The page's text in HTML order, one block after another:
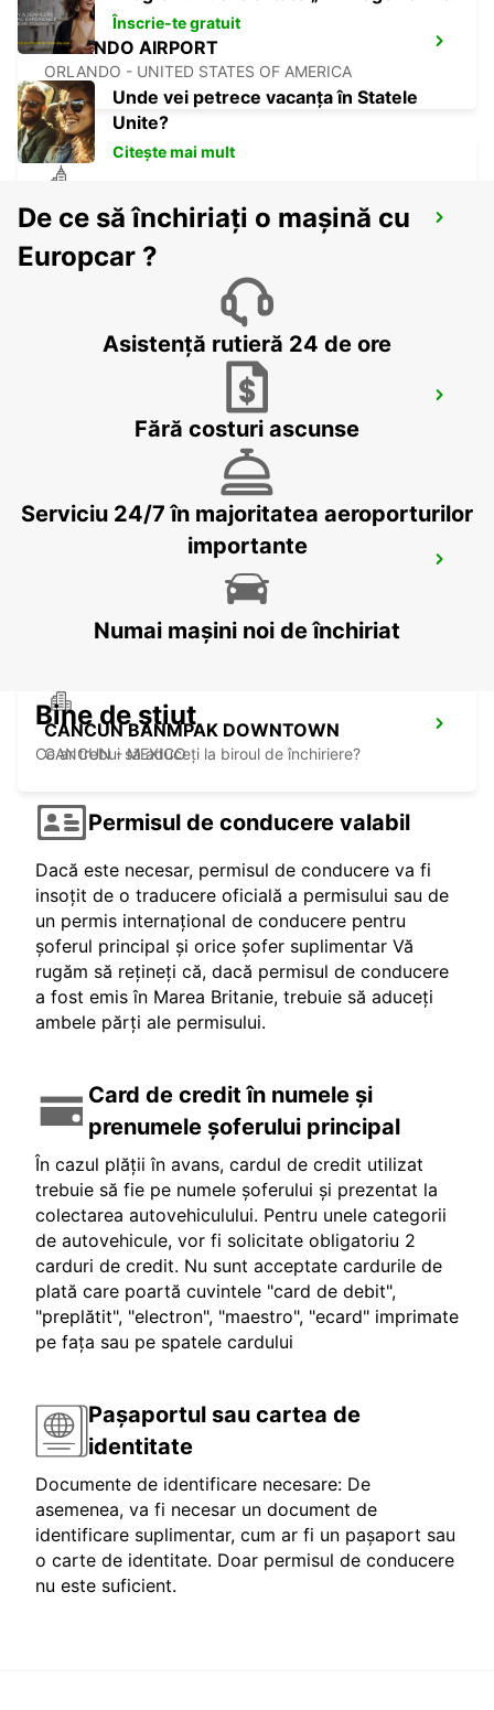
ORLANDO AIRPORT
ORLANDO - UNITED STATES OF AMERICA
CANCUN C MUJERES GRAND
CANCUN - MEXICO
CANCUN C MUJERES TRS CO
CANCUN - MEXICO
CANCUN QUINTANA ROO - MEXICO
CANCUN BANMPAK DOWNTOWN
CANCUN - MEXICO
Înscrie-te gratuit
Unde vei petrece vacanța în Statele
Unite?
Citește mai mult
De ce să închiriați o mașină cu
Europcar ?
Asistență rutieră 24 de ore
Fără costuri ascunse
Serviciu 24/7 în majoritatea aeroporturilor
importante
Numai mașini noi de închiriat
Bine de știut
Ce ar trebui să aduceți la biroul de închiriere?
Permisul de conducere valabil
Dacă este necesar, permisul de conducere va fi
insoțit de o traducere oficială a permisului sau de
un permis internațional de conducere pentru
șoferul principal și orice șofer suplimentar Vă
rugăm să rețineți că, dacă permisul de conducere
a fost emis în Marea Britanie, trebuie să aduceți
ambele părți ale permisului.
Card de credit în numele și
prenumele șoferului principal
În cazul plății în avans, cardul de credit utilizat
trebuie să fie pe numele șoferului și prezentat la
colectarea autovehiculului. Pentru unele categorii
de autovehicule, vor fi solicitate obligatoriu 2
carduri de credit. Nu sunt acceptate cardurile de
plată care poartă cuvintele "card de debit",
"preplătit", "electron", "maestro", "ecard" imprimate
pe fața sau pe spatele cardului
Pașaportul sau cartea de
identitate
Documente de identificare necesare: De
asemenea, va fi necesar un document de
identificare suplimentar, cum ar fi un pașaport sau
o carte de identitate. Doar permisul de conducere
nu este suficient.